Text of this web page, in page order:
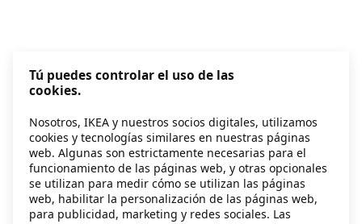
Tú puedes controlar el uso de las
cookies.
Nosotros, IKEA y nuestros socios digitales, utilizamos
cookies y tecnologías similares en nuestras páginas
web. Algunas son estrictamente necesarias para el
funcionamiento de las páginas web, y otras opcionales
se utilizan para medir cómo se utilizan las páginas
web, habilitar la personalización de las páginas web,
para publicidad, marketing y redes sociales. Las